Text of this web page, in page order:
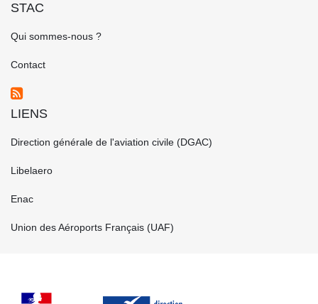
STAC
GAUCHE
Qui sommes-nous ?
Contact
LIENS
CENTRE
Direction générale de l'aviation civile (DGAC)
Libelaero
Enac
Union des Aéroports Français (UAF)